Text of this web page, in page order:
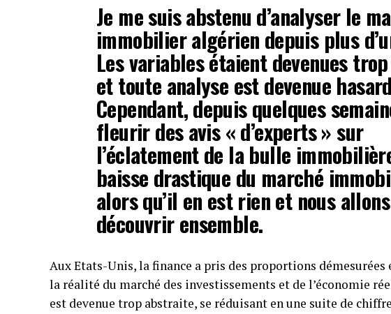
Je me suis abstenu d’analyser le
immobilier algérien depuis plus
Les variables étaient devenues
et toute analyse est devenue
Cependant, depuis quelques
fleurir des avis « d’experts » sur
l’éclatement de la bulle
baisse drastique du marché
alors qu’il en est rien et nous
découvrir ensemble.
Aux Etats-Unis, la finance a pris des proportions démesurées
la réalité du marché des investissements et de l’économie
est devenue trop abstraite, se réduisant en une suite de